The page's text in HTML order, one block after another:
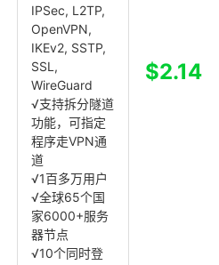
IPSec, L2TP,
OpenVPN,
IKEv2, SSTP,
SSL,
WireGuard
√支持拆分隧道
功能，可指定
程序走VPN通
道
√1百多万用户
√全球65个国
家6000+服务
器节点
√10个同时登
$2.14